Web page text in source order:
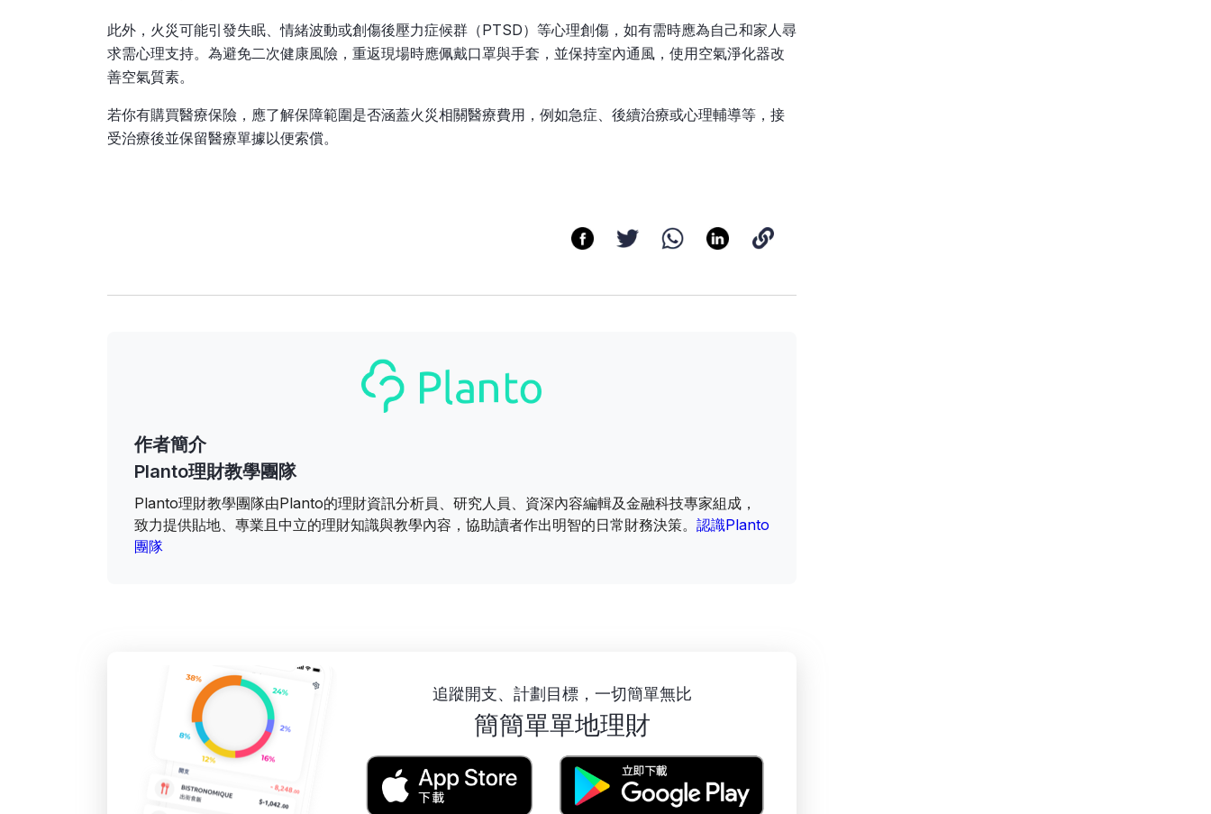
此外，火災可能引發失眠、情緒波動或創傷後壓力症候群（PTSD）等心理創傷，如有需時應為自己和家人尋
求需心理支持。為避免二次健康風險，重返現場時應佩戴口罩與手套，並保持室內通風，使用空氣淨化器改
善空氣質素。
若你有購買醫療保險，應了解保障範圍是否涵蓋火災相關醫療費用，例如急症、後續治療或心理輔導等，接
受治療後並保留醫療單據以便索償。
作者簡介
Planto理財教學團隊
Planto理財教學團隊由Planto的理財資訊分析員、研究人員、資深內容編輯及金融科技專家組成，
致力提供貼地、專業且中立的理財知識與教學內容，協助讀者作出明智的日常財務決策。 認識Planto
團隊
追蹤開支、計劃目標，一切簡單無比
簡簡單單地理財